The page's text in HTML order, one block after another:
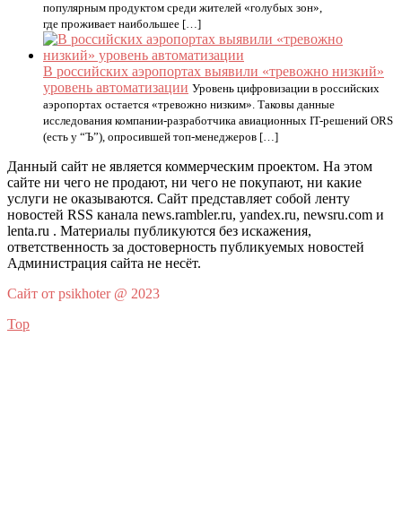
популярным продуктом среди жителей «голубых зон»,
где проживает наибольшее […]
В российских аэропортах выявили «тревожно низкий»
уровень автоматизации Уровень цифровизации в российских
аэропортах остается «тревожно низким». Таковы данные
исследования компании-разработчика авиационных IT-решений ORS
(есть у “Ъ”), опросившей топ-менеджеров […]
Данный сайт не является коммерческим проектом. На этом
сайте ни чего не продают, ни чего не покупают, ни какие
услуги не оказываются. Сайт представляет собой ленту
новостей RSS канала news.rambler.ru, yandex.ru, newsru.com и
lenta.ru . Материалы публикуются без искажения,
ответственность за достоверность публикуемых новостей
Администрация сайта не несёт.
Сайт от psikhoter @ 2023
Top